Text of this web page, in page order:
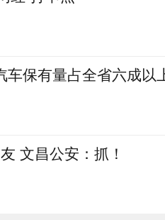
车保有量占全省六成以
文昌公安：抓！